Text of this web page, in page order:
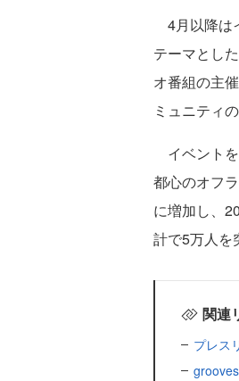
4月以降は
テーマとし
オ番組の主
ミュニティ
イベント
都心のオフ
に増加し、
計で5万人を
関連
プレス
grooves